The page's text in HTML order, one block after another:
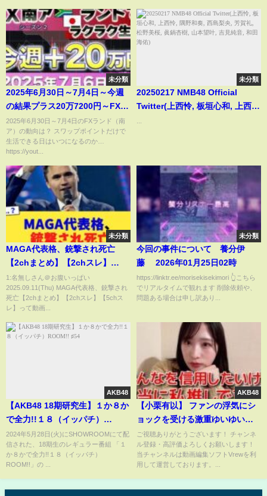
未分類
2025年6月30日～7月4日～今週
の結果プラス20万7200円～FXラ
ンド（南ア）ラクラク生活
2025年6月30日～7月4日のFXランド（南
ア）の動向は？ スワップポイントだけで
生活できる日はいつになるのか…
https://yout...
未分類
20250217 NMB48 Official
Twitter(上西怜, 板垣心和, 上西
未分類
MAGA代表格、銃撃され死亡
【2chまとめ】【2chスレ】
【5chスレ】
1:名無しさん＠お腹いっぱい
2025.09.11(Thu) MAGA代表格、銃撃され
死亡【2chまとめ】【2chスレ】【5chス
レ】って動画...
未分類
今回の事件について 養分伊
藤 2026年01月25日02時
https://linktr.ee/morisekisekimori 👆こちら
でリアルタイムで観れます 削除依頼や、
問題ある場合は申し訳あり...
AKB48
【AKB48 18期研究生】１か８か
で全力!!１８（イッパチ）
ROOM!! ♯54
2024年5月28日(火)にSHOWROOMにて配
信された、18期生のレギュラー番組 「１
か８かで全力!!１８（イッパチ）
ROOM!!」の ...
AKB48
【小栗有以】 ファンの浮気にシ
ョックを受ける激重ゆいゆいが
可愛過ぎる！ 【AKB48】
ご視聴ありがとうございます！ チャンネ
ル登録・高評価よろしくお願いします！
当チャンネルは動画編集ソフトVrewを利
用して運営しております。...